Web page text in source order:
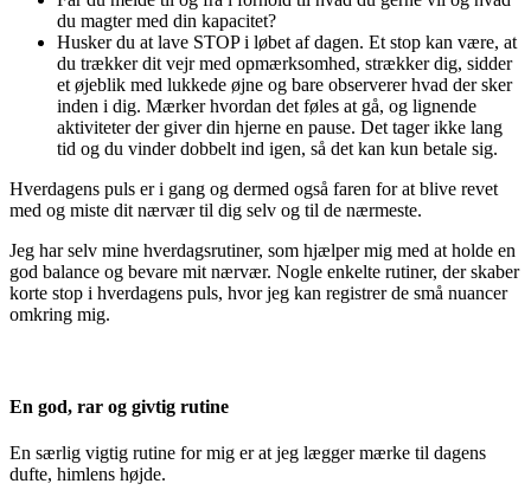
du magter med din kapacitet?
Husker du at lave STOP i løbet af dagen. Et stop kan være, at
du trækker dit vejr med opmærksomhed, strækker dig, sidder
et øjeblik med lukkede øjne og bare observerer hvad der sker
inden i dig. Mærker hvordan det føles at gå, og lignende
aktiviteter der giver din hjerne en pause. Det tager ikke lang
tid og du vinder dobbelt ind igen, så det kan kun betale sig.
Hverdagens puls er i gang og dermed også faren for at blive revet
med og miste dit nærvær til dig selv og til de nærmeste.
Jeg har selv mine hverdagsrutiner, som hjælper mig med at holde en
god balance og bevare mit nærvær. Nogle enkelte rutiner, der skaber
korte stop i hverdagens puls, hvor jeg kan registrer de små nuancer
omkring mig.
En god, rar og givtig rutine
En særlig vigtig rutine for mig er at jeg lægger mærke til dagens
dufte, himlens højde.